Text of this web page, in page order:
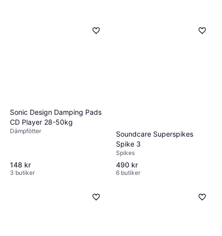
Sonic Design Damping Pads
CD Player 28-50kg
Dämpfötter
148 kr
3 butiker
Soundcare Superspikes
Spike 3
Spikes
490 kr
6 butiker